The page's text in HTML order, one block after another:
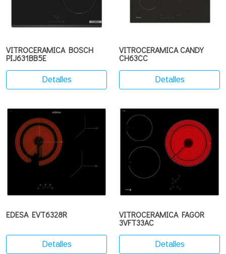
VITROCERAMICA BOSCH
PIJ631BB5E
Detalles
VITROCERAMICA CANDY
CH63CC
Detalles
EDESA EVT6328R
Detalles
VITROCERAMICA FAGOR
3VFT33AC
Detalles